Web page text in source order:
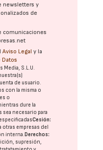
newsletters y
de
comunicaciones
Aviso Legal y la
Datos
Media, S.L.U.
de usuario.
con la misma o
o
dure la
necesario para
Cesión:
otras empresas del
interna.Derechos:
supresión,